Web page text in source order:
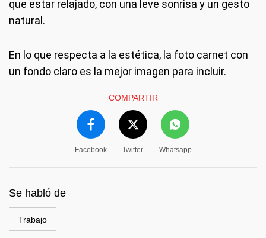
que estar relajado, con una leve sonrisa y un gesto
natural.
En lo que respecta a la estética, la foto carnet con
un fondo claro es la mejor imagen para incluir.
COMPARTIR
Facebook Twitter Whatsapp
Se habló de
Trabajo